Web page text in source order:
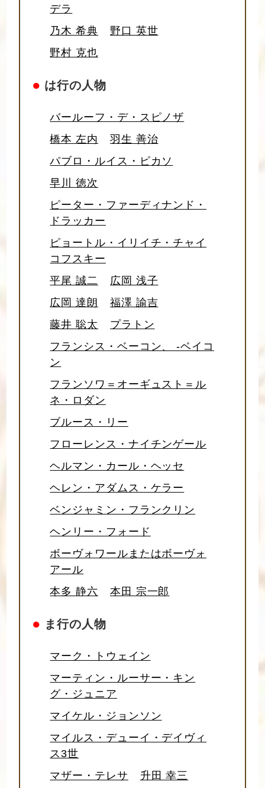
デラ
乃木 希典
野口 英世
野村 克也
● は行の人物
バールーフ・デ・スピノザ
橋本 左内
羽生 善治
パブロ・ルイス・ピカソ
早川 徳次
ピーター・ファーディナンド・
ドラッカー
ピョートル・イリイチ・チャイ
コフスキー
平尾 誠二
広岡 浅子
広岡 達朗
福澤 諭吉
藤井 聡太
プラトン
フランシス・ベーコン、 -ベイコ
ン
フランソワ＝オーギュスト＝ル
ネ・ロダン
ブルース・リー
フローレンス・ナイチンゲール
ヘルマン・カール・ヘッセ
ヘレン・アダムス・ケラー
ベンジャミン・フランクリン
ヘンリー・フォード
ボーヴォワールまたはボーヴォ
アール
本多 静六
本田 宗一郎
● ま行の人物
マーク・トウェイン
マーティン・ルーサー・キン
グ・ジュニア
マイケル・ジョンソン
マイルス・デューイ・デイヴィ
ス3世
マザー・テレサ
升田 幸三